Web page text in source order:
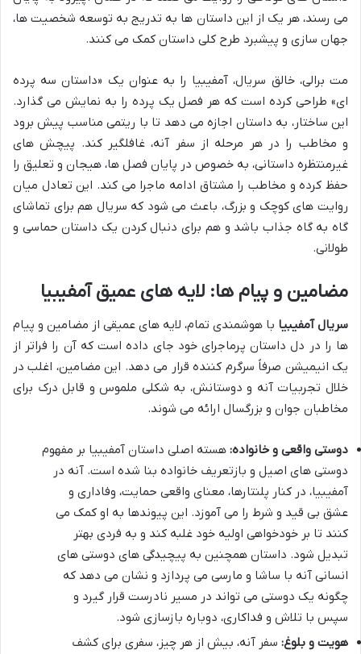
می رسند، هر یک از این داستان ها به تدریج به توسعه شخصیت ها،
جهان سازی و پیشبرد طرح کلی داستان کمک می کنند.
مت برالی، خالق سریال، آمفیبیا را به عنوان یک «داستان سه پرده
ای» طراحی کرده است که هر فصل یک پرده را به نمایش می گذارد.
این ساختار، به داستان اجازه می دهد تا با ریتمی مناسب پیش برود
و مخاطب را در هر مرحله از سفر آنه، غافلگیر کند. پیچش های
غیرمنتظره داستانی، به خصوص در پایان فصل ها، هیجان و تعلیق را
حفظ کرده و مخاطب را مشتاق ادامه ماجرا می کند. این تعادل میان
روایت های کوچک و بزرگ، باعث می شود که سریال هم برای تماشای
گاه به گاه جذاب باشد و هم برای دنبال کردن یک داستان حماسی و
طولانی.
مضامین و پیام ها: لایه های عمیق آمفیبیا
سریال آمفیبیا با هوشمندی تمام، لایه های عمیقی از مضامین و پیام
ها را در دل داستان پرماجرای خود جای داده است که آن را فراتر از
یک انیمیشن صرفاً سرگرم کننده قرار می دهد. این مضامین، اغلب در
خلال تجربیات آنه و دوستانش، به شکلی ملموس و قابل درک برای
مخاطبان جوان و بزرگسال ارائه می شوند.
دوستی واقعی و خانواده: هسته اصلی داستان آمفیبیا بر مفهوم
دوستی های اصیل و بازتعریف خانواده بنا شده است. آنه در
آمفیبیا، در کنار پلنتارها، معنای واقعی حمایت، وفاداری و
عشق بی قید و شرط را می آموزد. این پیوندها به او کمک می
کنند تا بر خودخواهی اولیه خود غلبه کند و به فردی بهتر
تبدیل شود. داستان همچنین به پیچیدگی های دوستی های
انسانی آنه با ساشا و مارسی می پردازد و نشان می دهد که
چگونه یک دوستی می تواند در مسیر نادرست قرار گیرد و
سپس با تلاش و فداکاری، دوباره بازسازی شود.
هویت و بلوغ: سفر آنه، بیش از هر چیز، سفری برای کشف